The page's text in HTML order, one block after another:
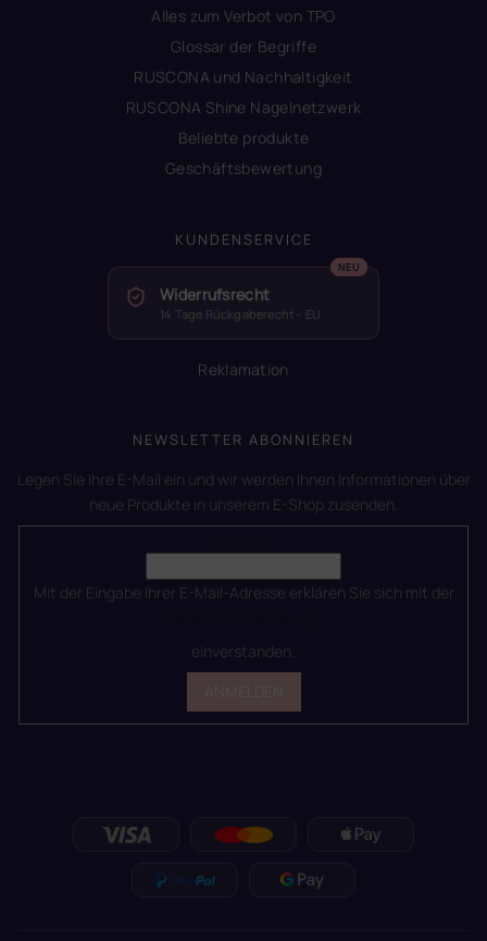
Alles zum Verbot von TPO
Glossar der Begriffe
RUSCONA und Nachhaltigkeit
RUSCONA Shine Nagelnetzwerk
Beliebte produkte
Geschäftsbewertung
KUNDENSERVICE
Widerrufsrecht
14 Tage Rückgaberecht – EU
Reklamation
NEWSLETTER ABONNIEREN
Legen Sie Ihre E-Mail ein und wir werden Ihnen Informationen über
neue Produkte in unserem E-Shop zusenden.
Mit der Eingabe Ihrer E-Mail-Adresse erklären Sie sich mit der
einverstanden.